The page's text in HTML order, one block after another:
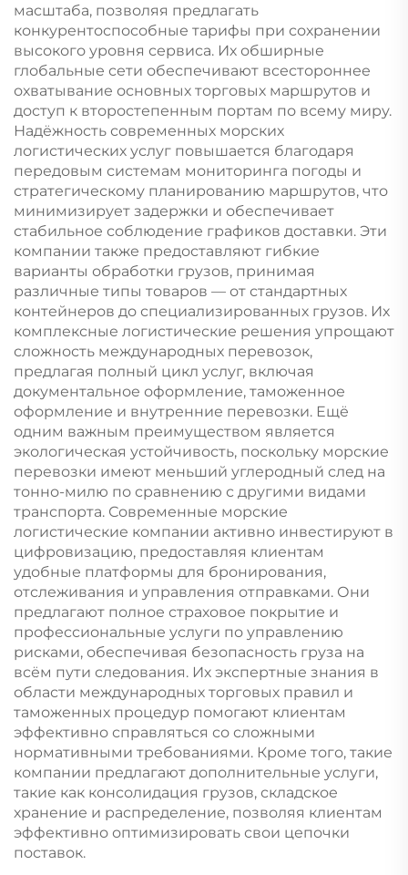
масштаба, позволяя предлагать
конкурентоспособные тарифы при сохранении
высокого уровня сервиса. Их обширные
глобальные сети обеспечивают всестороннее
охватывание основных торговых маршрутов и
доступ к второстепенным портам по всему миру.
Надёжность современных морских
логистических услуг повышается благодаря
передовым системам мониторинга погоды и
стратегическому планированию маршрутов, что
минимизирует задержки и обеспечивает
стабильное соблюдение графиков доставки. Эти
компании также предоставляют гибкие
варианты обработки грузов, принимая
различные типы товаров — от стандартных
контейнеров до специализированных грузов. Их
комплексные логистические решения упрощают
сложность международных перевозок,
предлагая полный цикл услуг, включая
документальное оформление, таможенное
оформление и внутренние перевозки. Ещё
одним важным преимуществом является
экологическая устойчивость, поскольку морские
перевозки имеют меньший углеродный след на
тонно-милю по сравнению с другими видами
транспорта. Современные морские
логистические компании активно инвестируют в
цифровизацию, предоставляя клиентам
удобные платформы для бронирования,
отслеживания и управления отправками. Они
предлагают полное страховое покрытие и
профессиональные услуги по управлению
рисками, обеспечивая безопасность груза на
всём пути следования. Их экспертные знания в
области международных торговых правил и
таможенных процедур помогают клиентам
эффективно справляться со сложными
нормативными требованиями. Кроме того, такие
компании предлагают дополнительные услуги,
такие как консолидация грузов, складское
хранение и распределение, позволяя клиентам
эффективно оптимизировать свои цепочки
поставок.